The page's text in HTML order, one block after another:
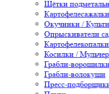
Щётки
Картофелесажалки
Окучники /
Опрыскиватели
Картофелекопалки
Косилки /
Грабли-
Грабли-волокуши
Пресс-